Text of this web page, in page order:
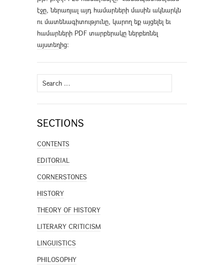
էջը, ներառյալ այդ համարների մասին ակնարկն
ու մատենագիտությունը, կարող եք այցելել եւ
համարների PDF տարբերակը ներբեռնել
այստեղից։
Search
for:
SECTIONS
CONTENTS
EDITORIAL
CORNERSTONES
HISTORY
THEORY OF HISTORY
LITERARY CRITICISM
LINGUISTICS
PHILOSOPHY